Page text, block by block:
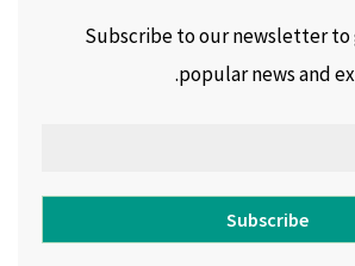
Subscribe to our newsletter
popular news and
Subscribe